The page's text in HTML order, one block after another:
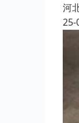
河
25-